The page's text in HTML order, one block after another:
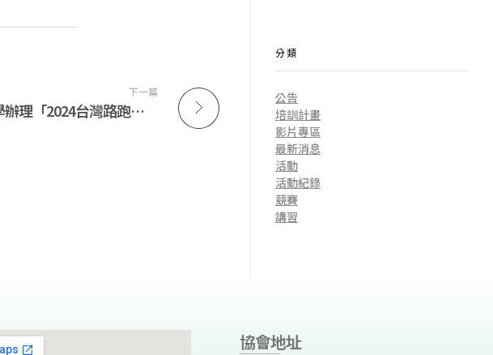
下一篇
【轉知】函轉國立清華大學辦理「2024台灣路跑賽事永續論壇」新聞稿
分類
公告
培訓計畫
影片專區
最新消息
活動
活動紀錄
競賽
講習
協會地址